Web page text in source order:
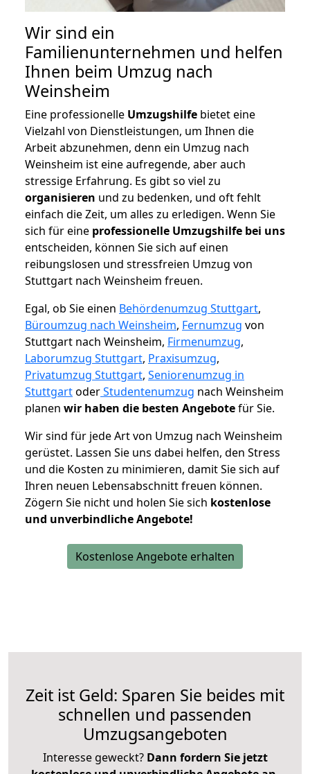
Wir sind ein
Familienunternehmen und helfen
Ihnen beim Umzug nach
Weinsheim
Eine professionelle Umzugshilfe bietet eine
Vielzahl von Dienstleistungen, um Ihnen die
Arbeit abzunehmen, denn ein Umzug nach
Weinsheim ist eine aufregende, aber auch
stressige Erfahrung. Es gibt so viel zu
organisieren und zu bedenken, und oft fehlt
einfach die Zeit, um alles zu erledigen. Wenn Sie
sich für eine professionelle Umzugshilfe bei uns
entscheiden, können Sie sich auf einen
reibungslosen und stressfreien Umzug von
Stuttgart nach Weinsheim freuen.
Egal, ob Sie einen Behördenumzug Stuttgart,
Büroumzug nach Weinsheim, Fernumzug von
Stuttgart nach Weinsheim, Firmenumzug,
Laborumzug Stuttgart, Praxisumzug,
Privatumzug Stuttgart, Seniorenumzug in
StuttgartoderStudentenumzug nach Weinsheim
planen wir haben die besten Angebotefür Sie.
Wir sind für jede Art von Umzug nach Weinsheim
gerüstet. Lassen Sie uns dabei helfen, den Stress
und die Kosten zu minimieren, damit Sie sich auf
Ihren neuen Lebensabschnitt freuen können.
Zögern Sie nicht und holen Sie sich kostenlose
und unverbindliche Angebote!
Kostenlose Angebote erhalten
Zeit ist Geld: Sparen Sie beides mit
schnellen und passenden
Umzugsangeboten
Interesse geweckt? Dann fordern Sie jetzt